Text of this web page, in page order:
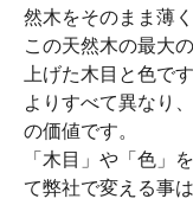
然木をそのまま薄
この天然木の最大
上げた木目と色で
よりすべて異なり
の価値です。
「木目」や「色」
て弊社で変える事